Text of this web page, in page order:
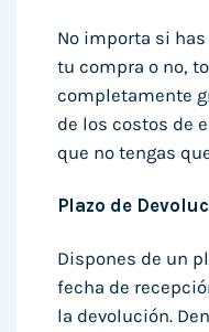
No importa si
tu compra o no,
completamente
de los costos de
que no tengas
Plazo de
Dispones de un
fecha de
la devolución.